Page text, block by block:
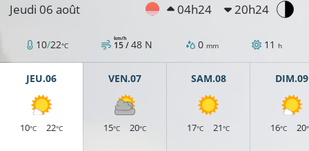
Jeudi 06 août 04h24 20h24
10/22°C 15 /
km/h 48 N 0 mm 11 h
JEU.06
10°C 22°C
VEN.07
15°C 20°C
SAM.08
17°C 21°C
DIM.09
16°C 20